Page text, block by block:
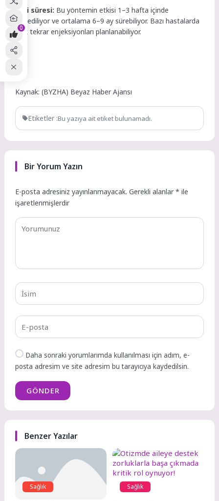
Etki süresi: Bu yöntemin etkisi 1–3 hafta içinde
hissediliyor ve ortalama 6–9 ay sürebiliyor. Bazı hastalarda
yıllık tekrar enjeksiyonları planlanabiliyor.
Kaynak: (BYZHA) Beyaz Haber Ajansı
Etiketler :Bu yazıya ait etiket bulunamadı.
Bir Yorum Yazın
E-posta adresiniz yayınlanmayacak. Gerekli alanlar* ile
işaretlenmişlerdir
Daha sonraki yorumlarımda kullanılması için adım, e-
posta adresim ve site adresim bu tarayıcıya kaydedilsin.
GÖNDER
Benzer Yazılar
Sağlık Sağlık
0